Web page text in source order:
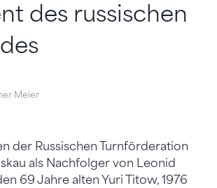
des russischen
Meier
der Russischen Turnförderation
als Nachfolger von Leonid
69 Jahre alten Yuri Titow, 1976